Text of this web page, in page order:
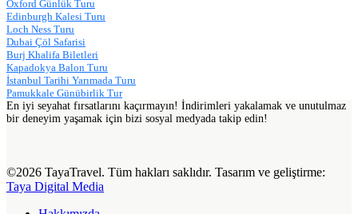
Oxford Günlük Turu
Edinburgh Kalesi Turu
Loch Ness Turu
Dubai Çöl Safarisi
Burj Khalifa Biletleri
Kapadokya Balon Turu
İstanbul Tarihi Yarımada Turu
Pamukkale Günübirlik Tur
En iyi seyahat fırsatlarını kaçırmayın! İndirimleri yakalamak ve unutulmaz
bir deneyim yaşamak için bizi sosyal medyada takip edin!
©2026 TayaTravel. Tüm hakları saklıdır. Tasarım ve geliştirme:
Taya Digital Media